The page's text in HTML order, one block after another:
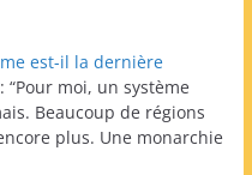
est-il la dernière
: “Pour moi, un système
Beaucoup de régions
plus. Une monarchie